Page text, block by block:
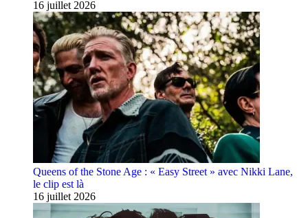
16 juillet 2026
Queens of the Stone Age : « Easy Street » avec Nikki Lane,
le clip est là
16 juillet 2026